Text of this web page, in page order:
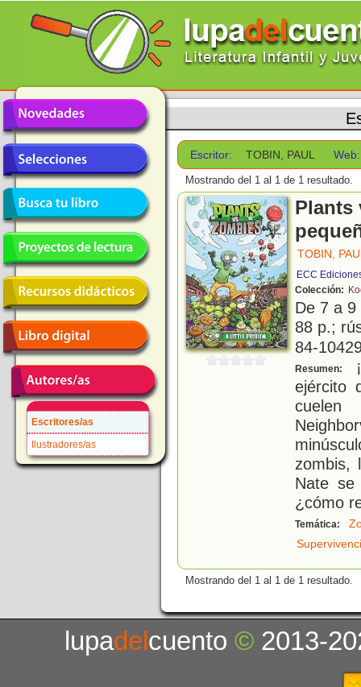
Escritores/as
Ilustradores/as
Escritor: TOBIN, PAUL Web:
Mostrando del 1 al 1 de 1 resultado.
Plants
TOBIN,
ECC
Colección:
De 7 a
88 p.;
84-
Resumen:
ejército
zombis,
Nate se
¿cómo
Temática:
Mostrando del 1 al 1 de 1 resultado.
lupadelcuento© 2013-